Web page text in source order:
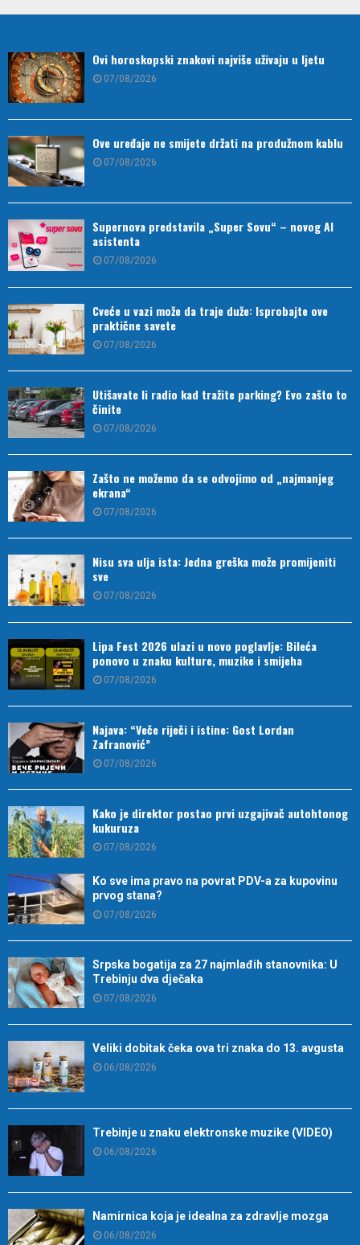
Ovi horoskopski znakovi najviše uživaju u ljetu
07/08/2026
Ove uređaje ne smijete držati na produžnom kablu
07/08/2026
Supernova predstavila „Super Sovu“ – novog AI
asistenta
07/08/2026
Cveće u vazi može da traje duže: Isprobajte ove
praktične savete
07/08/2026
Utišavate li radio kad tražite parking? Evo zašto to
činite
07/08/2026
Zašto ne možemo da se odvojimo od „najmanjeg
ekrana“
07/08/2026
Nisu sva ulja ista: Jedna greška može promijeniti
sve
07/08/2026
Lipa Fest 2026 ulazi u novo poglavlje: Bileća
ponovo u znaku kulture, muzike i smijeha
07/08/2026
Najava: “Veče riječi i istine: Gost Lordan
Zafranović”
07/08/2026
Kako je direktor postao prvi uzgajivač autohtonog
kukuruza
07/08/2026
Ko sve ima pravo na povrat PDV-a za kupovinu
prvog stana?
07/08/2026
Srpska bogatija za 27 najmlađih stanovnika: U
Trebinju dva dječaka
07/08/2026
Veliki dobitak čeka ova tri znaka do 13. avgusta
06/08/2026
Trebinje u znaku elektronske muzike (VIDEO)
06/08/2026
Namirnica koja je idealna za zdravlje mozga
06/08/2026